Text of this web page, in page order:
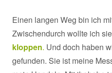
Einen langen Weg bin ich
Zwischendurch wollte ich
kloppen. Und doch haben
gefunden. Sie ist meine